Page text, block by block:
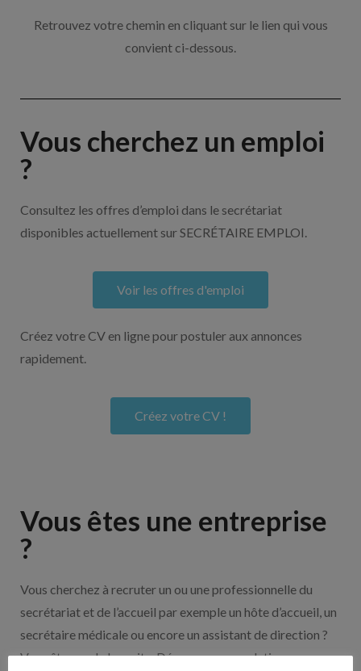
Retrouvez votre chemin en cliquant sur le lien qui vous
convient ci-dessous.
Vous cherchez un emploi
?
Consultez les offres d’emploi dans le secrétariat
disponibles actuellement sur SECRÉTAIRE EMPLOI.
Voir les offres d'emploi
Créez votre CV en ligne pour postuler aux annonces
rapidement.
Créez votre CV !
Vous êtes une entreprise
?
Vous cherchez à recruter un ou une professionnelle du
secrétariat et de l’accueil par exemple un hôte d’accueil, un
secrétaire médicale ou encore un assistant de direction ?
Vous êtes sur le bon site. Découvrez nos solutions pour